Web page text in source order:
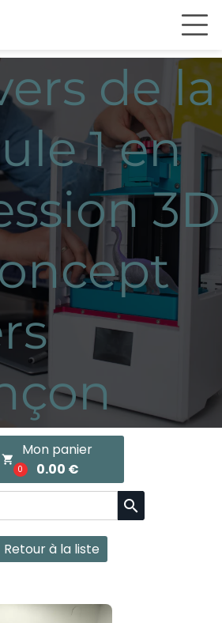
de la
1 en
3D
local_grocery_store
0
Mon panier
0.00 €
search
à la liste